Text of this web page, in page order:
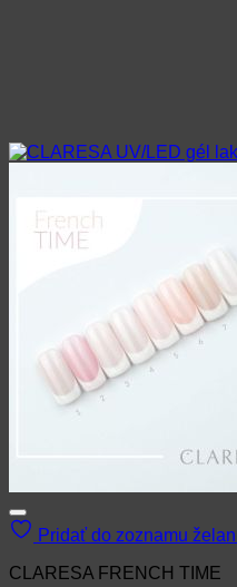
Pridať do zoznamu
CLARESA FRENCH TIME